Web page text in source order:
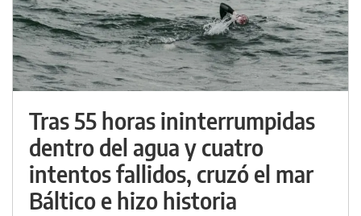
Tras 55 horas ininterrumpidas
dentro del agua y cuatro
intentos fallidos, cruzó el mar
Báltico e hizo historia